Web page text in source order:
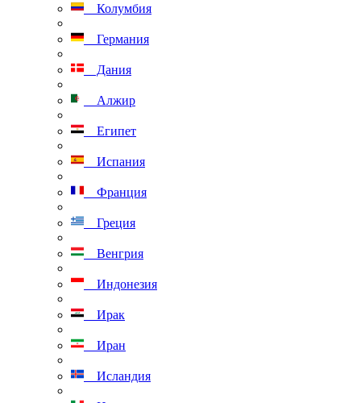
Колумбия
Германия
Дания
Алжир
Египет
Испания
Франция
Греция
Венгрия
Индонезия
Ирак
Иран
Исландия